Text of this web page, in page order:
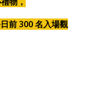
前 300 名入場觀